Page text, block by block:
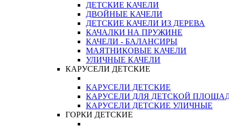
ДЕТСКИЕ КАЧЕЛИ
ДВОЙНЫЕ КАЧЕЛИ
ДЕТСКИЕ КАЧЕЛИ ИЗ ДЕРЕВА
КАЧАЛКИ НА ПРУЖИНЕ
КАЧЕЛИ - БАЛАНСИРЫ
МАЯТНИКОВЫЕ КАЧЕЛИ
УЛИЧНЫЕ КАЧЕЛИ
КАРУСЕЛИ ДЕТСКИЕ
КАРУСЕЛИ ДЕТСКИЕ
КАРУСЕЛИ ДЛЯ ДЕТСКОЙ
КАРУСЕЛИ ДЕТСКИЕ УЛИЧНЫЕ
ГОРКИ ДЕТСКИЕ